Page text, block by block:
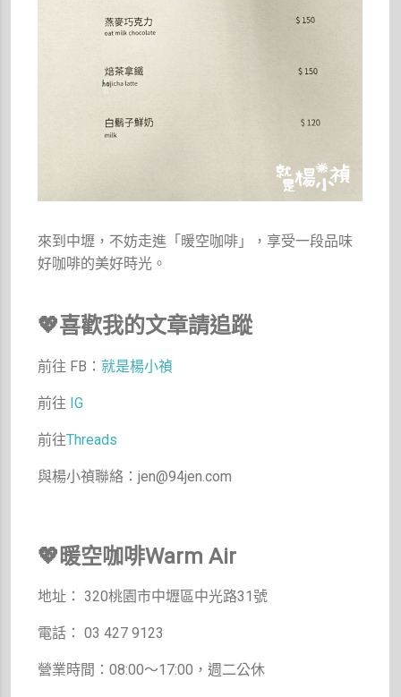
來到中壢，不妨走進「暖空咖啡」，享受一段品味
好咖啡的美好時光。
💖喜歡我的文章請追蹤
前往 FB：就是楊小禎
前往 IG
前往Threads
與楊小禎聯絡：jen@94jen.com
💖暖空咖啡Warm Air
地址： 320桃園市中壢區中光路31號
電話： 03 427 9123
營業時間：08:00～17:00，週二公休